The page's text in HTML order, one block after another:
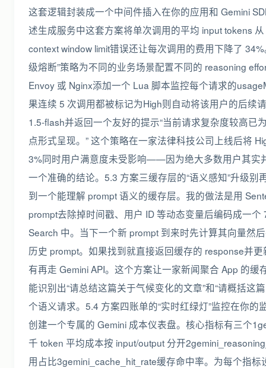
这套逻辑封装成一个中间件插入在你的应用和 Gemini
述生成服务中这套方案将单次调用的平均 input tokens
context window limit错误还让每次调用的费用下降了
级熔断”策略为不同的业务场景配置不同的 reasoning
Envoy 或 Nginx添加一个 Lua 脚本监控每个请求的
果连续 5 次调用都被标记为High则自动将该用户的后续
1.5-flash并返回一个友好的提示“当前请求复杂度较高已
点形式呈现。” 这个策略在一家法律科技公司上线后将
3%同时用户满意度未受影响——因为绝大多数用户其实
一个准确的结论。5.3 方案三缓存层的“语义感知”升级
到一个能理解 prompt 语义的缓存层。我的做法是用
prompt去除掉时间戳、用户 ID 等动态变量后编码成一个
Search 中。当下一个新 prompt 到来时先计算其向量然
历史 prompt。如果找到就直接返回缓存的 response并
有再走 Gemini API。这个方案让一家新闻聚合 App 的
能识别出“请总结这篇关于气候变化的文章”和“请概括这
个语义请求。5.4 方案四账单的“实时红绿灯”监控在你的
创建一个专属的 Gemini 成本仪表盘。核心指标有三个
千 token 平均成本按 input/output 分开
用占比3gemini_cache_hit_rate缓存命中率。为每个指标